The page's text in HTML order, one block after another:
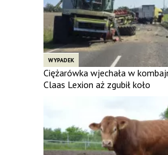
WYPADEK
Ciężarówka wjechała w
Claas Lexion aż zgubił koło